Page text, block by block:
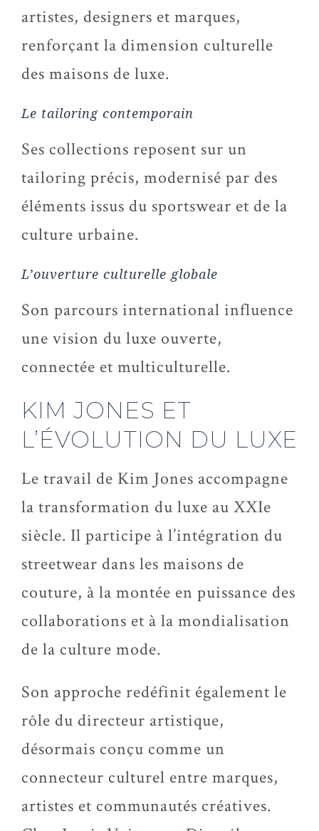
artistes, designers et marques,
renforçant la dimension culturelle
des maisons de luxe.
Le tailoring contemporain
Ses collections reposent sur un
tailoring précis, modernisé par des
éléments issus du sportswear et de la
culture urbaine.
L’ouverture culturelle globale
Son parcours international influence
une vision du luxe ouverte,
connectée et multiculturelle.
KIM JONES ET
L’ÉVOLUTION DU LUXE
Le travail de Kim Jones accompagne
la transformation du luxe au XXIe
siècle. Il participe à l’intégration du
streetwear dans les maisons de
couture, à la montée en puissance des
collaborations et à la mondialisation
de la culture mode.
Son approche redéfinit également le
rôle du directeur artistique,
désormais conçu comme un
connecteur culturel entre marques,
artistes et communautés créatives.